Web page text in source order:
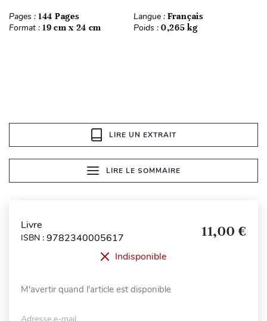
Pages : 144 Pages Langue : Français
Format : 19 cm x 24 cm Poids : 0,265 kg
LIRE UN EXTRAIT
LIRE LE SOMMAIRE
Livre
ISBN : 9782340005617 11,00 €
Indisponible
M'avertir quand l'article est disponible
Adresse e-mail